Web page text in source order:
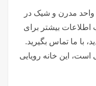
مدرن و شیک در
بیشتر برای
با ما تماس بگیرید.
است، این خانه رویایی